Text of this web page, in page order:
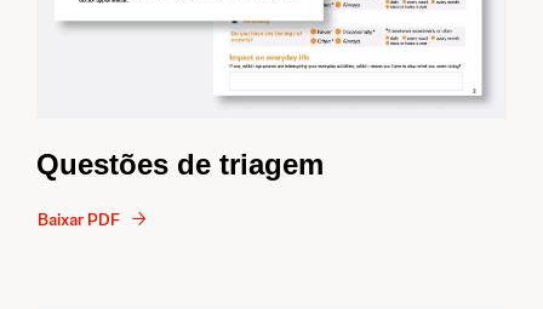
Questões de triagem
Baixar PDF